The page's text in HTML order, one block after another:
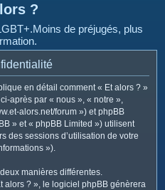
e
?
de préjugés, plus
en détail comment « Et alors ? »
après par « nous », « notre »,
alors.net/forum ») et phpBB
» et « phpBB Limited ») utilisent
des sessions d’utilisation de votre
»).
manières différentes.
alors ? », le logiciel phpBB génèrera